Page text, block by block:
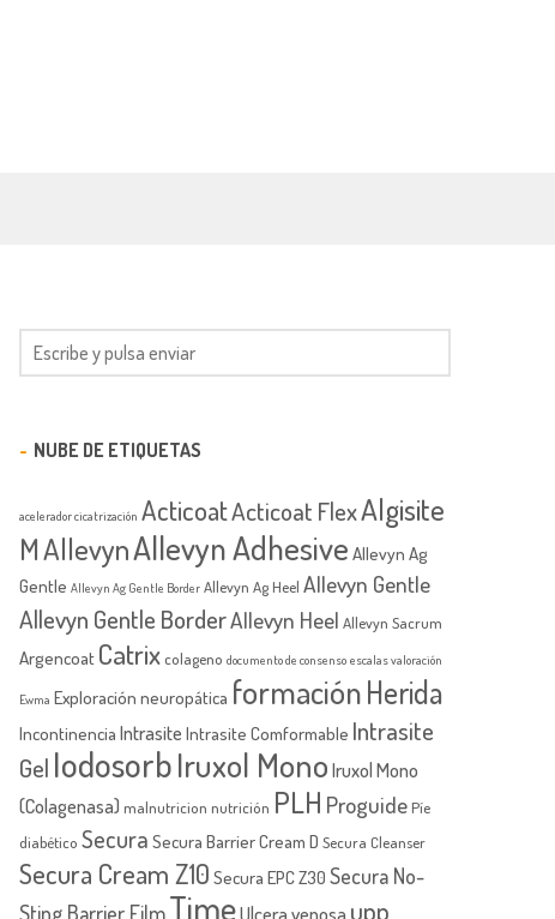
NUBE DE ETIQUETAS
acelerador cicatrización ActicoatActicoat FlexAlgisite
MAllevynAllevyn Adhesive Allevyn Ag
Gentle Allevyn Ag Gentle Border Allevyn Ag Heel Allevyn Gentle
Allevyn Gentle BorderAllevyn Heel Allevyn Sacrum
Argencoat Catrix colageno documento de consenso escalas valoración
Ewma Exploración neuropática formaciónHerida
Incontinencia Intrasite Intrasite Comformable Intrasite
Gel IodosorbIruxol MonoIruxol Mono
(Colagenasa) malnutricion nutrición PLH Proguide Píe
diabético Secura Secura Barrier Cream D Secura Cleanser
Secura Cream Z10 Secura EPC Z30 Secura No-
Sting Barrier FilmTimeUlcera venosa upp